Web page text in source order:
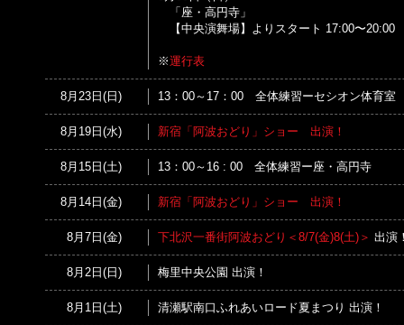
「座・高円寺」
【中央演舞場】よりスタート 17:00〜20:00
※運行表
8月23日(日) 13：00～17：00 全体練習ーセシオン体育室
8月19日(水) 新宿「阿波おどり」ショー 出演！
8月15日(土) 13：00～16 : 00 全体練習ー座・高円寺
8月14日(金) 新宿「阿波おどり」ショー 出演！
8月7日(金) 下北沢一番街阿波おどり＜8/7(金)8(土)＞ 出演
8月2日(日) 梅里中央公園 出演！
8月1日(土) 清瀬駅南口ふれあいロード夏まつり 出演！